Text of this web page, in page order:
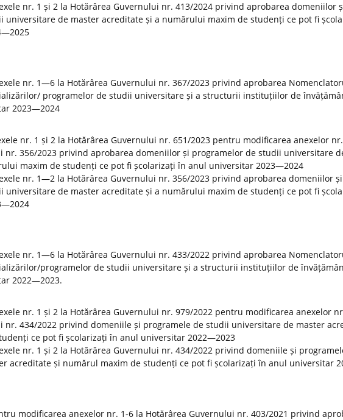
nr. 1 și 2 la Hotărârea Guvernului nr. 413/2024 privind aprobarea domeniilor
universitare de master acreditate și a numărului maxim de studenți ce pot fi
nr. 1—6 la Hotărârea Guvernului nr. 367/2023 privind aprobarea
programelor de studii universitare și a structurii instituțiilor de
2023—2024
nr. 1 și 2 la Hotărârea Guvernului nr. 651/2023 pentru modificarea anexelor
nr. 356/2023 privind aprobarea domeniilor și programelor de studii universitare
maxim de studenți ce pot fi școlarizați în anul universitar 2023—2024
nr. 1—2 la Hotărârea Guvernului nr. 356/2023 privind aprobarea domeniilor și
universitare de master acreditate și a numărului maxim de studenți ce pot fi
nr. 1—6 la Hotărârea Guvernului nr. 433/2022 privind aprobarea
programelor de studii universitare și a structurii instituțiilor de
2022—2023.
nr. 1 și 2 la Hotărârea Guvernului nr. 979/2022 pentru modificarea anexelor
nr. 434/2022 privind domeniile și programele de studii universitare de master
ce pot fi școlarizați în anul universitar 2022—2023
nr. 1 și 2 la Hotărârea Guvernului nr. 434/2022 privind domeniile și
acreditate și numărul maxim de studenți ce pot fi școlarizați în anul universitar
modificarea anexelor nr. 1-6 la Hotărârea Guvernului nr. 403/2021 privind